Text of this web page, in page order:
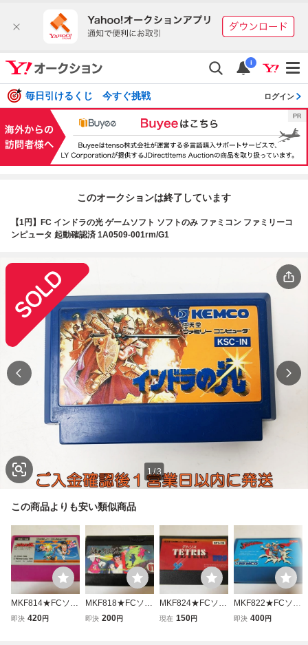
i
毎日引けるくじ 今すぐ挑戦 ログイン
このオークションは終了しています
【1円】FC インドラの光 ゲームソフト ソフトのみ ファミコン ファミリーコ
ンピュータ 起動確認済 1A0509-001rm/G1
1/3
この商品よりも安い類似商品
MKF814★FCソフ
トのみ スパルタン
即決 420円
MKF818★FCソフ
トのみ 影の伝説
即決 200円
MKF824★FCソフ
トのみ テトリス T
現在 150円
MKF822★FCソフ
トのみ スーパーマ
即決 400円